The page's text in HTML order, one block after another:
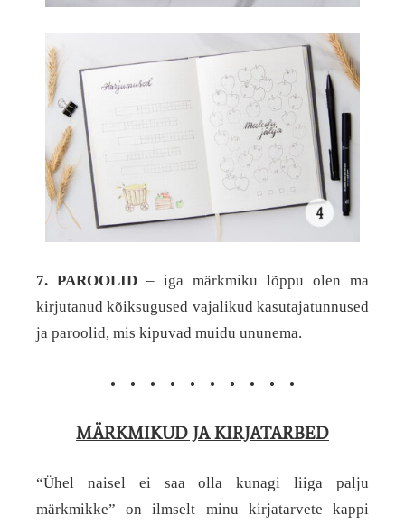
7. PAROOLID – iga märkmiku lõppu olen ma
kirjutanud kõiksugused vajalikud kasutajatunnused
ja paroolid, mis kipuvad muidu ununema.
• • • • • • • • • •
MÄRKMIKUD JA KIRJATARBED
“Ühel naisel ei saa olla kunagi liiga palju
märkmikke” on ilmselt minu kirjatarvete kappi